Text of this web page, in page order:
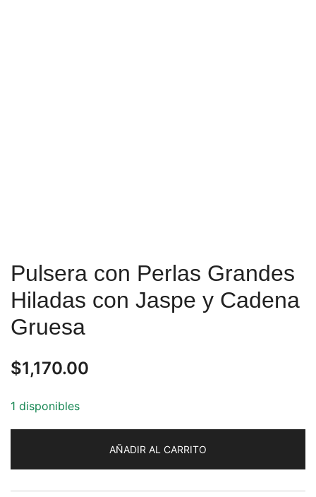
Pulsera con Perlas Grandes
Hiladas con Jaspe y Cadena
Gruesa
$1,170.00
1 disponibles
AÑADIR AL CARRITO